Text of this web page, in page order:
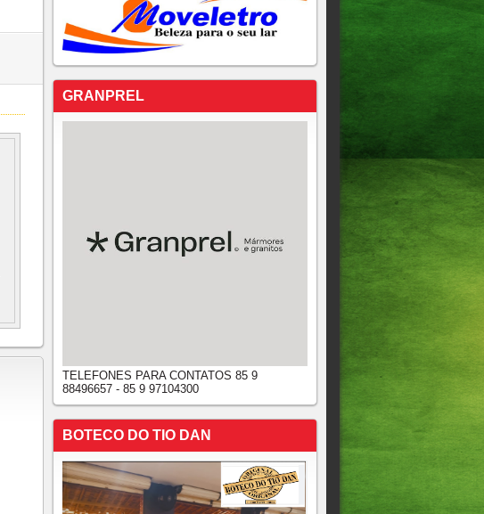
GRANPREL
TELEFONES PARA CONTATOS 85 9
88496657 - 85 9 97104300
BOTECO DO TIO DAN